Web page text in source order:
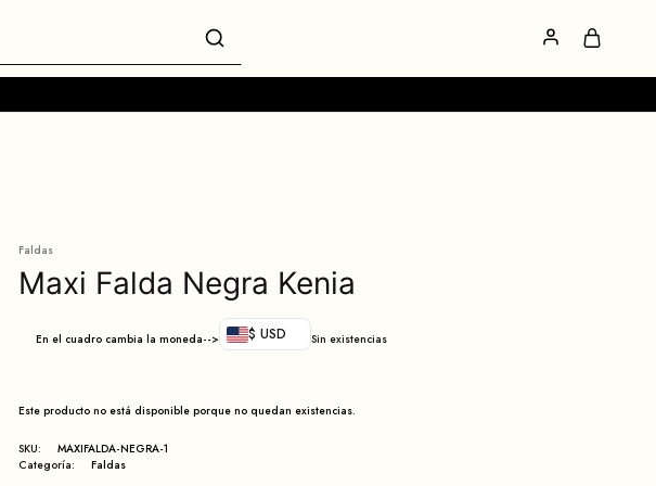
Faldas
Maxi Falda Negra Kenia
En el cuadro cambia la moneda--> $ USD Sin existencias
Este producto no está disponible porque no quedan existencias.
SKU:
MAXIFALDA-NEGRA-1
Categoría:
Faldas